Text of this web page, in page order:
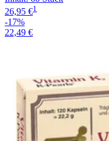
26,95 €1
-17%
22,49 €